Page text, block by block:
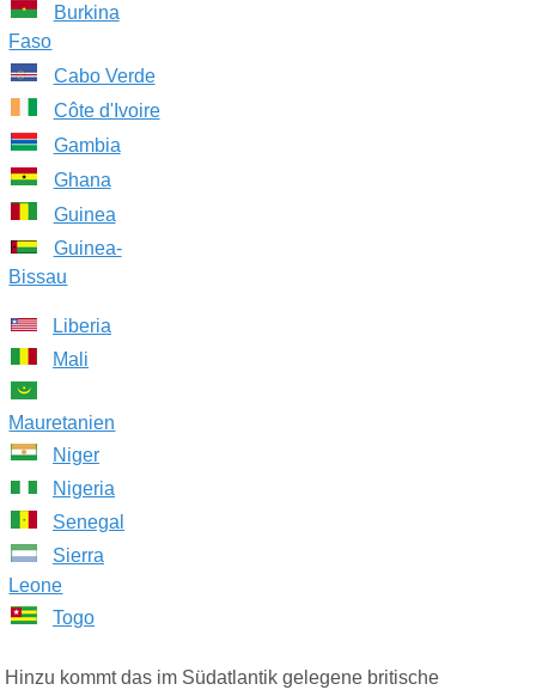
Burkina
Faso
Cabo Verde
Côte d'Ivoire
Gambia
Ghana
Guinea
Guinea-
Bissau
Liberia
Mali
Mauretanien
Niger
Nigeria
Senegal
Sierra
Leone
Togo
Hinzu kommt das im Südatlantik gelegene britische